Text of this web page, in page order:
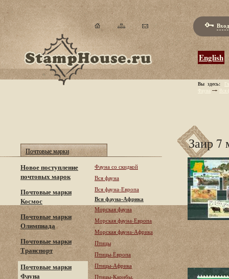
English
Вы здесь:
Фауна
Вся
Почтовые марки
Новое поступление
почтовых марок
Почтовые марки
Космос
Почтовые марки
Олимпиада
Почтовые марки
Транспорт
Почтовые марки
Фауна
Фауна со скидкой
Вся фауна
Вся фауна-Европа
Вся фауна-Африка
Морская фауна
Морская фауна-Европа
Морская фауна-Африка
Птицы
Птицы-Европа
Птицы-Африка
Птицы-Карибы,
Заир 7